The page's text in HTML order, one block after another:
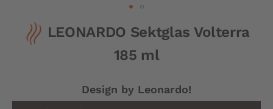
Anfang
LEONARDO Sektglas Volterra
185 ml
Design by Leonardo!